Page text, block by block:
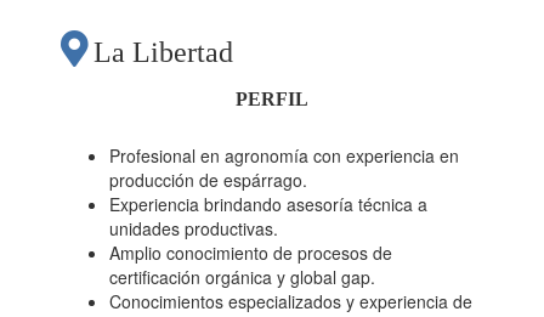
La Libertad
PERFIL
Profesional en agronomía con experiencia en
producción de espárrago.
Experiencia brindando asesoría técnica a
unidades productivas.
Amplio conocimiento de procesos de
certificación orgánica y global gap.
Conocimientos especializados y experiencia de